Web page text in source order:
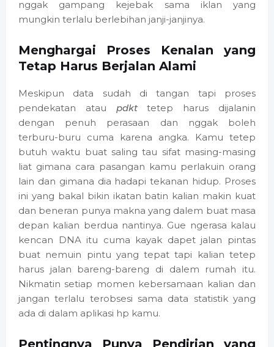
nggak gampang kejebak sama iklan yang
mungkin terlalu berlebihan janji-janjinya.
Menghargai Proses Kenalan yang
Tetap Harus Berjalan Alami
Meskipun data sudah di tangan tapi proses
pendekatan atau pdkttetep harus dijalanin
dengan penuh perasaan dan nggak boleh
terburu-buru cuma karena angka. Kamu tetep
butuh waktu buat saling tau sifat masing-masing
liat gimana cara pasangan kamu perlakuin orang
lain dan gimana dia hadapi tekanan hidup. Proses
ini yang bakal bikin ikatan batin kalian makin kuat
dan beneran punya makna yang dalem buat masa
depan kalian berdua nantinya. Gue ngerasa kalau
kencan DNA itu cuma kayak dapet jalan pintas
buat nemuin pintu yang tepat tapi kalian tetep
harus jalan bareng-bareng di dalem rumah itu.
Nikmatin setiap momen kebersamaan kalian dan
jangan terlalu terobsesi sama data statistik yang
ada di dalam aplikasi hp kamu.